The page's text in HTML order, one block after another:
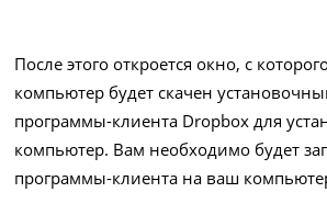
После этого откроется окно, с
компьютер будет скачен
программы-клиента Dropbox для
компьютер. Вам необходимо будет
программы-клиента на ваш